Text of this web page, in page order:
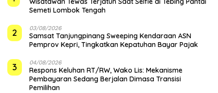
Semeti Lombok Tengah
2 03/08/2026
Samsat Tanjungpinang Sweeping Kendaraan ASN
Pemprov Kepri, Tingkatkan Kepatuhan Bayar Pajak
3 04/08/2026
‎Respons Keluhan RT/RW, Wako Lis: Mekanisme
Pembayaran Sedang Berjalan Dimasa Transisi
Pemilihan